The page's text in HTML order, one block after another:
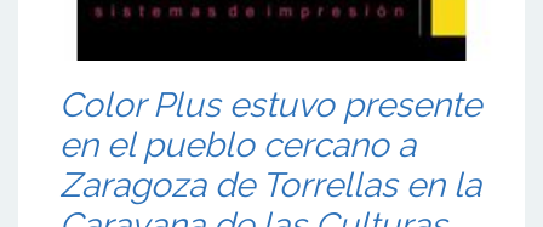
Color Plus estuvo presente
en el pueblo cercano a
Zaragoza de Torrellas en la